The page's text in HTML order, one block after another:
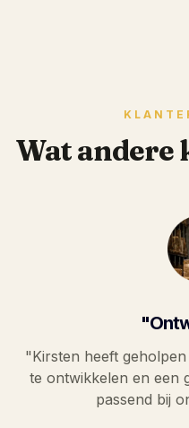
Wat andere
"Kirsten heeft
te ontwikkelen en een
passend bij